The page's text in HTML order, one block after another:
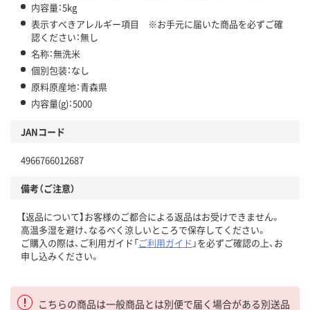
内容量：5kg
表示すべきアレルギー項目 ※お手元に届いた商品を必ずご確
認ください：無し
名称：無洗米
個別包装：なし
原料原産地：青森県
内容量(g)：5000
JANコード
4966766012687
備考（ご注意）
【返品について】お客様のご都合による返品はお受けできません。
高温多湿を避け、なるべく涼しいところで保存してください。
ご購入の際は、ご利用ガイド「ご利用ガイド 」を必ずご確認の上、お
申し込みください。
こちらの商品は一般商品とは別便で届く場合がある別送品